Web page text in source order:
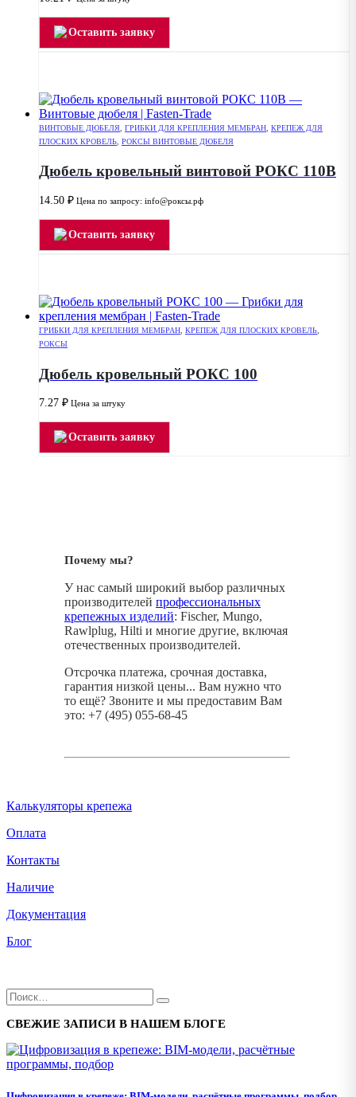
Оставить заявку
ВИНТОВЫЕ ДЮБЕЛЯ ГРИБКИ ДЛЯ КРЕПЛЕНИЯ МЕМБРАН КРЕПЕЖ ДЛЯ
ПЛОСКИХ КРОВЕЛЬ РОКСЫ ВИНТОВЫЕ ДЮБЕЛЯ
Дюбель кровельный винтовой РОКС 110В
14.50 ₽ Цена по запросу: info@роксы.рф
Оставить заявку
ГРИБКИ ДЛЯ КРЕПЛЕНИЯ МЕМБРАН КРЕПЕЖ ДЛЯ ПЛОСКИХ КРОВЕЛЬ
РОКСЫ
Дюбель кровельный РОКС 100
7.27 ₽ Цена за штуку
Оставить заявку
Почему мы?
У нас самый широкий выбор различных
производителей профессиональных
крепежных изделий: Fischer, Mungo,
Rawlplug, Hilti и многие другие, включая
отечественных производителей.
Отсрочка платежа, срочная доставка,
гарантия низкой цены... Вам нужно что
то ещё? Звоните и мы предоставим Вам
это: +7 (495) 055-68-45
Калькуляторы крепежа
Оплата
Контакты
Наличие
Документация
Блог
СВЕЖИЕ ЗАПИСИ В НАШЕМ БЛОГЕ